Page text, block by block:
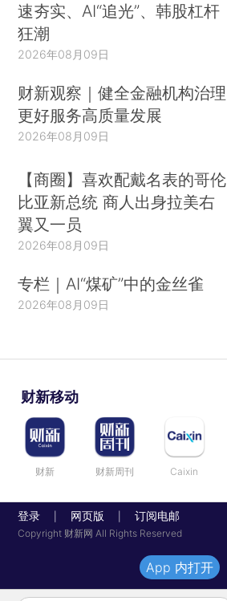
速夯实、AI“追光”、韩股杠杆
狂潮
2026年08月09日
财新观察｜健全金融机构治理
更好服务高质量发展
2026年08月09日
【商圈】喜欢配戴名表的哥伦
比亚新总统 商人出身拉美右
翼又一员
2026年08月09日
专栏｜AI“煤矿”中的金丝雀
2026年08月09日
财新移动
财新 财新周刊 Caixin
登录 网页版 订阅电邮
Copyright 财新网 All Rights Reserved
App 内打开